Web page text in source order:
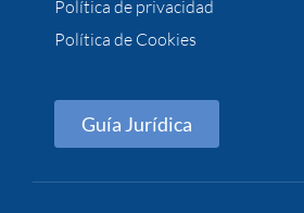
Política de privacidad
Política de Cookies
Guía Jurídica